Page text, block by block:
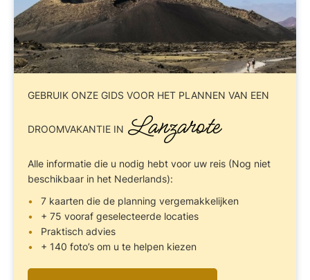
GEBRUIK ONZE GIDS VOOR HET PLANNEN VAN EEN
DROOMVAKANTIE IN Lanzarote
Alle informatie die u nodig hebt voor uw reis (Nog niet
beschikbaar in het Nederlands):
7 kaarten die de planning vergemakkelijken
+ 75 vooraf geselecteerde locaties
Praktisch advies
+ 140 foto’s om u te helpen kiezen